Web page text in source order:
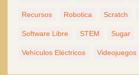
Recursos Robotica Scratch
Software Libre STEM Sugar
Vehículos Eléctricos Videojuegos